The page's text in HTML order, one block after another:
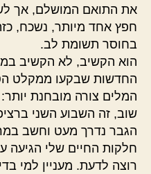
את התואם המושלם, אך
חפץ אחד מיותר, נשכח,
בחוסר תשומת לב.
הוא הקשיב, לא הקשיב
החדשות שבקעו ממקלט
המלים צורה מובחנת
שוב, זה השבוע השני
הגבר נדרך מעט וחשב
חלקות החיים שלי הגיעה
רוצה לדעת. מעניין למי